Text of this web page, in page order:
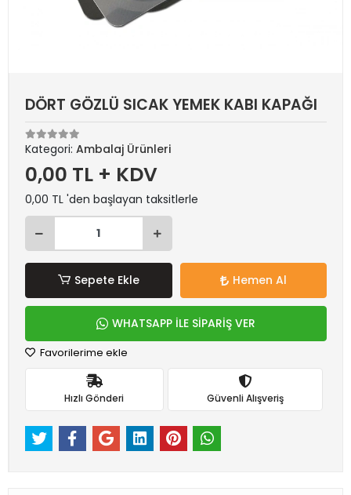
DÖRT GÖZLÜ SICAK YEMEK KABI KAPAĞI
Kategori: Ambalaj Ürünleri
0,00 TL + KDV
0,00 TL 'den başlayan taksitlerle
Sepete Ekle Hemen Al
WHATSAPP İLE SİPARİŞ VER
Favorilerime ekle
Hızlı Gönderi Güvenli Alışveriş